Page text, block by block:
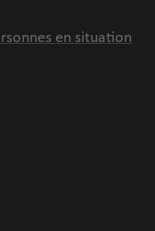
en situation